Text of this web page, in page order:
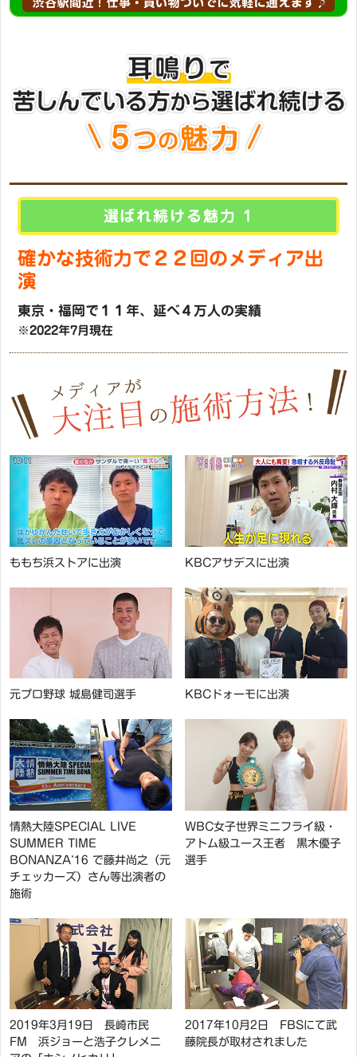
選ばれ続ける魅力 1
確かな技術力で２２回のメディア出
演
東京・福岡で１１年、延べ４万人の実績
※2022年7月現在
ももち浜ストアに出演 KBCアサデスに出演
元プロ野球 城島健司選手 KBCドォーモに出演
情熱大陸SPECIAL LIVE
SUMMER TIME
BONANZA‘16 で藤井尚之（元
チェッカーズ）さん等出演者の
施術
WBC女子世界ミニフライ級・
アトム級ユース王者 黒木優子
選手
2019年3月19日 長崎市民
FM 浜ジョーと浩子クレメニ
2017年10月2日 FBSにて武
藤院長が取材されました